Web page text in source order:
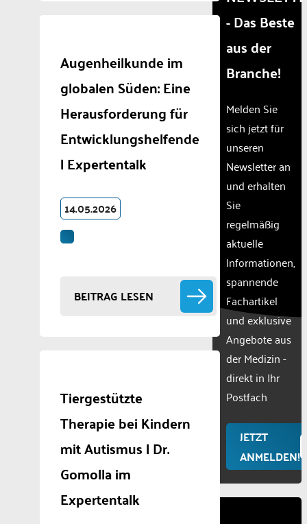
Augenheilkunde im
globalen Süden: Eine
Herausforderung für
Entwicklungshelfende
| Expertentalk
14.05.2026
BEITRAG LESEN
Tiergestützte
Therapie bei Kindern
mit Autismus | Dr.
Gomolla im
Expertentalk
are
not
disclosed
to the
The
owner
needs
to
setup
the
site
with
CMP
to add
content
to the
list of
used.
Powered
Consent
- Das Beste
aus der
Branche!
Melden Sie
sich jetzt für
unseren
Newsletter an
und erhalten
Sie
regelmäßig
aktuelle
Informationen,
spannende
Fachartikel
und exklusive
Angebote aus
der Medizin -
direkt in Ihr
Postfach
JETZT
ANMELDEN!